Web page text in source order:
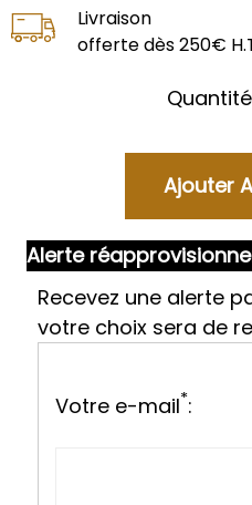
Livraison
offerte dès 250€
Quantité
Alerte
Recevez une alerte
votre choix sera de
Votre e-mail*: